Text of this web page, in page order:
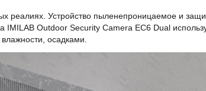
реалиях. Устройство пыленепроницаемое и
Outdoor Security Camera EC6 Dual
осадками.